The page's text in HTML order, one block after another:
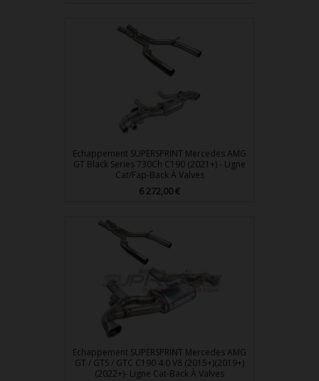
Echappement SUPERSPRINT Mercedes AMG
GT Black Series 730Ch C190 (2021+) - Ligne
Cat/Fap-Back À Valves
Prix
6 272,00 €
Echappement SUPERSPRINT Mercedes AMG
GT / GTS / GTC C190 4.0 V8 (2015+)(2019+)
(2022+)- Ligne Cat-Back À Valves